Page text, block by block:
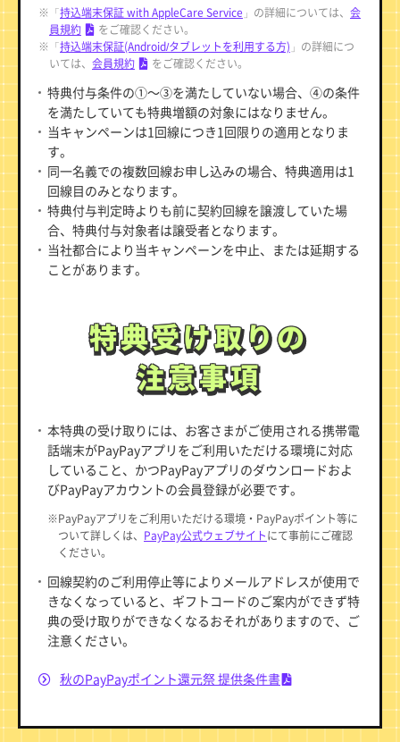
※「持込端末保証 with AppleCare Service 」の詳細については、 会
員規約
をご確認ください。
※「持込端末保証(Android/タブレットを利用する方) 」の詳細につ
いては、 会員規約 をご確認ください。
特典付与条件の①～③を満たしていない場合、④の条件
を満たしていても特典増額の対象にはなりません。
当キャンペーンは1回線につき1回限りの適用となりま
す。
同一名義での複数回線お申し込みの場合、特典適用は1
回線目のみとなります。
特典付与判定時よりも前に契約回線を譲渡していた場
合、特典付与対象者は譲受者となります。
当社都合により当キャンペーンを中止、または延期する
ことがあります。
特典受け取りの
注意事項
特典受け取りの
注意事項
本特典の受け取りには、お客さまがご使用される携帯電
話端末がPayPayアプリをご利用いただける環境に対応
していること、かつPayPayアプリのダウンロードおよ
びPayPayアカウントの会員登録が必要です。
※PayPayアプリをご利用いただける環境・PayPayポイント等に
ついて詳しくは、 PayPay公式ウェブサイトにて事前にご確認
ください。
回線契約のご利用停止等によりメールアドレスが使用で
きなくなっていると、ギフトコードのご案内ができず特
典の受け取りができなくなるおそれがありますので、ご
注意ください。
秋のPayPayポイント還元祭 提供条件書